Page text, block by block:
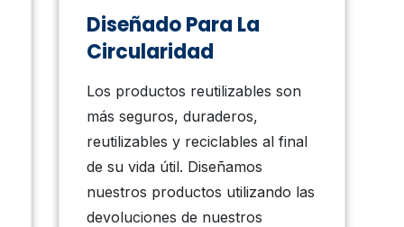
Diseñado Para La
Circularidad
Los productos reutilizables son
más seguros, duraderos,
reutilizables y reciclables al final
de su vida útil. Diseñamos
nuestros productos utilizando las
devoluciones de nuestros